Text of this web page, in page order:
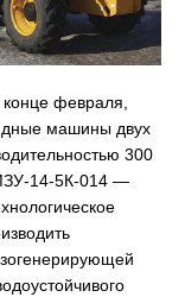
февраля,
машины двух
300
14-5К-014 —